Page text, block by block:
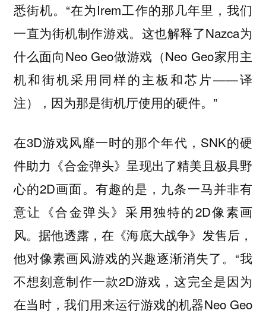
悉街机。“在为Irem工作的那几年里，我们
一直为街机制作游戏。这也解释了Nazca为
什么面向Neo Geo做游戏（Neo Geo家用主
机和街机采用同样的主板和芯片——译
注），因为那是街机厅使用的硬件。”
在3D游戏风靡一时的那个年代，SNK的硬
件助力《合金弹头》呈现出了精美且极具野
心的2D画面。有趣的是，九条一马并非有
意让《合金弹头》采用独特的2D像素画
风。据他透露，在《海底大战争》发售后，
他对像素画风游戏的兴趣逐渐消失了。“我
不想刻意制作一款2D游戏，这完全是因为
在当时，我们用来运行游戏的机器Neo Geo